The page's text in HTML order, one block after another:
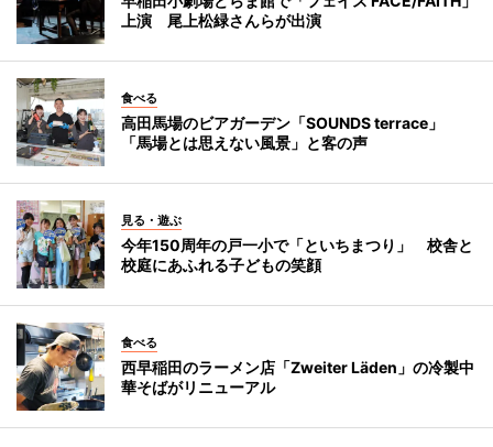
上演 尾上松緑さんらが出演
食べる
高田馬場のビアガーデン「SOUNDS terrace」
「馬場とは思えない風景」と客の声
見る・遊ぶ
今年150周年の戸一小で「といちまつり」 校舎と
校庭にあふれる子どもの笑顔
食べる
西早稲田のラーメン店「Zweiter Läden」の冷製中
華そばがリニューアル